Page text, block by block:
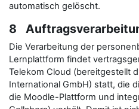
automatisch gelöscht.
8
Die Verarbeitung der
Lernplattform findet
Telekom Cloud (bereitgestellt
International GmbH) statt, die
die Moodle-Plattform und